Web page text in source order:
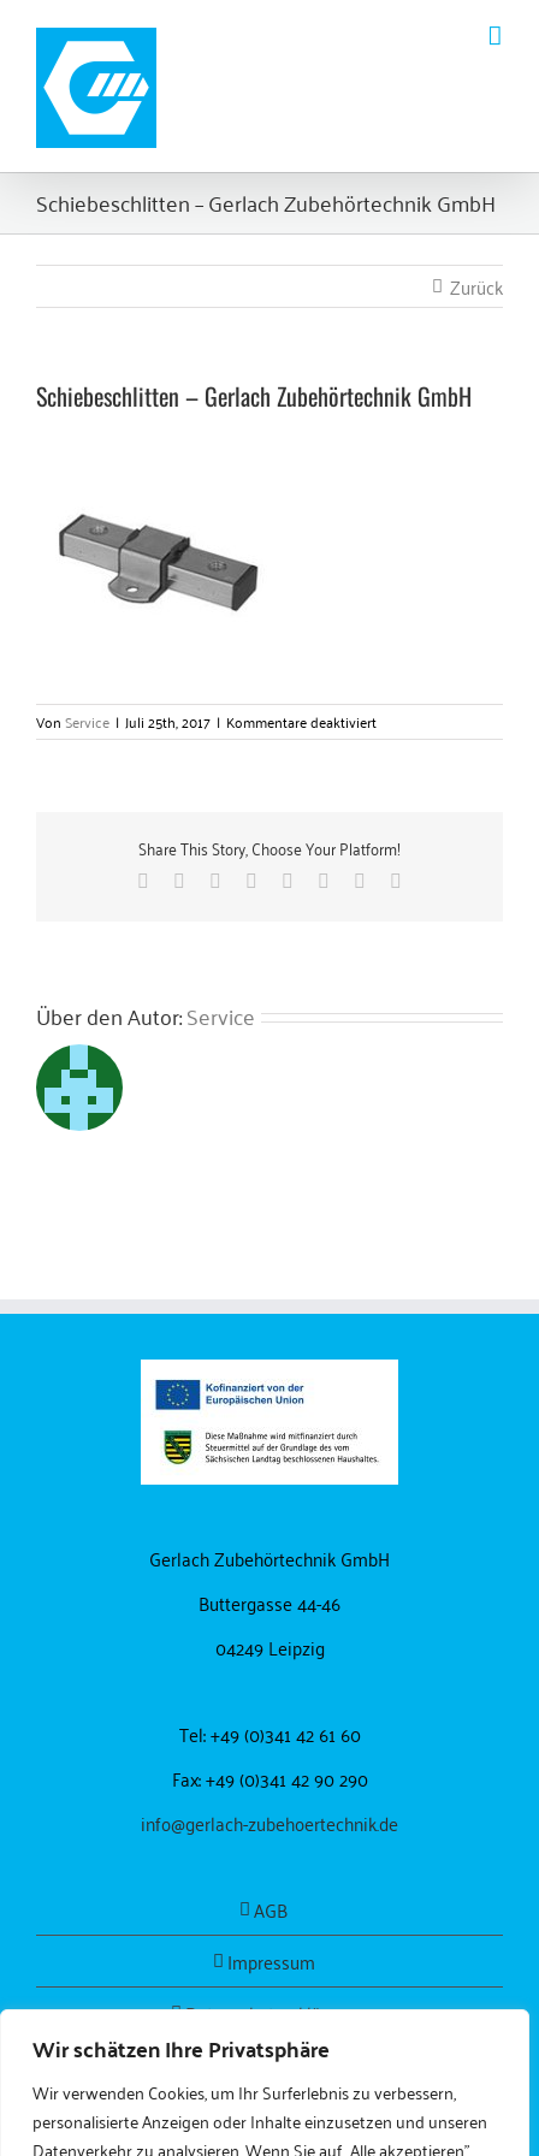
Wir schätzen Ihre Privatsphäre
Wir verwenden Cookies, um Ihr Surferlebnis zu verbessern,
personalisierte Anzeigen oder Inhalte einzusetzen und unseren
Datenverkehr zu analysieren. Wenn Sie auf „Alle akzeptieren"
Inhalt
springen
Schiebeschlitten – Gerlach Zubehörtechnik GmbH
Zurück
Schiebeschlitten – Gerlach Zubehörtechnik GmbH
VonService | Juli 25th, 2017 | Kommentare deaktiviertfür
Schiebeschlitten
Share This Story, Choose Your Platform!
Facebook Reddit LinkedIn
TumblrPinterest
Über den Autor:Service
Gerlach Zubehörtechnik GmbH
Buttergasse 44-46
04249 Leipzig
Tel: +49 (0)341 42 61 60
Fax: +49 (0)341 42 90 290
info@gerlach-zubehoertechnik.de
AGB
Impressum
Datenschutzerklärung